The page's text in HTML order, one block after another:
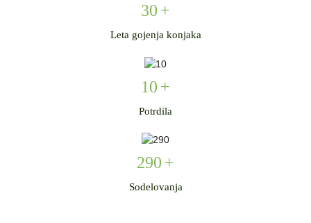
30 +
Leta gojenja konjaka
10 +
Potrdila
290 +
Sodelovanja